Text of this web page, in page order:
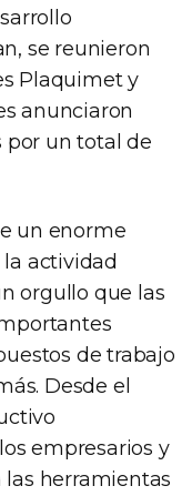
se reunieron
Plaquimet y
anunciaron
por un total de
un enorme
actividad
orgullo que las
de trabajo
Desde el
empresarios y
herramientas